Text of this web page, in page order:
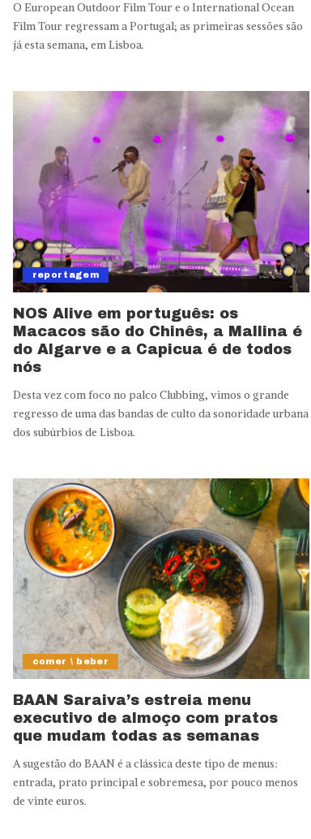
O European Outdoor Film Tour e o International Ocean
Film Tour regressam a Portugal; as primeiras sessões são
já esta semana, em Lisboa.
reportagem
NOS Alive em português: os
Macacos são do Chinês, a Mallina é
do Algarve e a Capicua é de todos
nós
Desta vez com foco no palco Clubbing, vimos o grande
regresso de uma das bandas de culto da sonoridade urbana
dos subúrbios de Lisboa.
comer \ beber
BAAN Saraiva’s estreia menu
executivo de almoço com pratos
que mudam todas as semanas
A sugestão do BAAN é a clássica deste tipo de menus:
entrada, prato principal e sobremesa, por pouco menos
de vinte euros.